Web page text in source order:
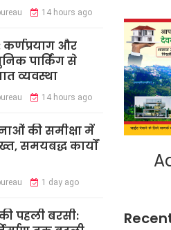
14 hours ago
कर्णप्रयाग और
पार्किंग से
व्यवस्था
14 hours ago
की समीक्षा में
समयबद्ध कार्यों
1 day ago
पहली बरसी: